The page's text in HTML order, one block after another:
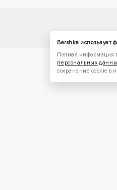
Bershka использует
Полная информация
персональных
сохранение cookie в